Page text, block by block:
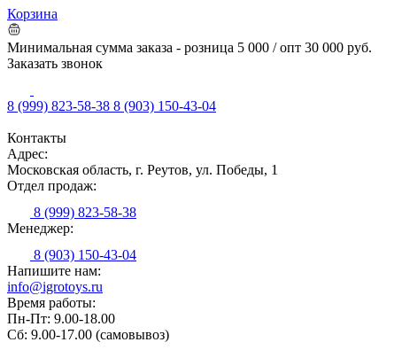
Корзина
Минимальная сумма заказа - розница 5 000 / опт 30 000 руб.
Заказать звонок
8 (999) 823-58-38 8 (903) 150-43-04
Контакты
Адрес:
Московская область, г. Реутов, ул. Победы, 1
Отдел продаж:
8 (999) 823-58-38
Менеджер:
8 (903) 150-43-04
Напишите нам:
info@igrotoys.ru
Время работы:
Пн-Пт: 9.00-18.00
Сб: 9.00-17.00 (самовывоз)